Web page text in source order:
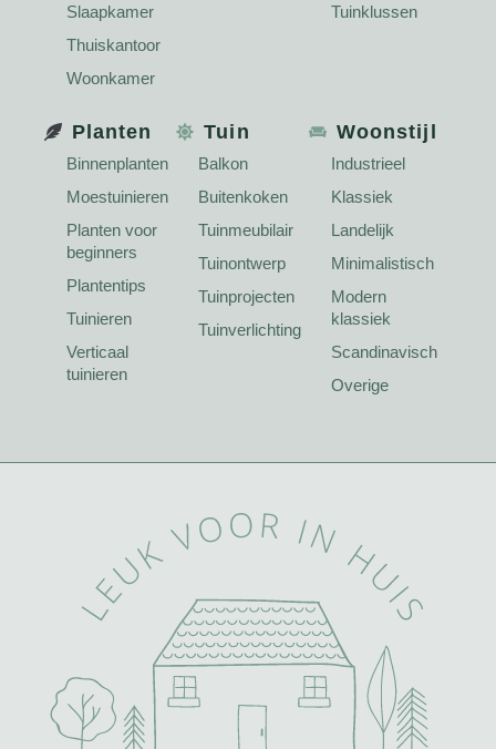
Slaapkamer
Thuiskantoor
Woonkamer
Tuinklussen
Planten
Binnenplanten
Moestuinieren
Planten voor
beginners
Plantentips
Tuinieren
Verticaal
tuinieren
Tuin
Balkon
Buitenkoken
Tuinmeubilair
Tuinontwerp
Tuinprojecten
Tuinverlichting
Woonstijl
Industrieel
Klassiek
Landelijk
Minimalistisch
Modern
klassiek
Scandinavisch
Overige